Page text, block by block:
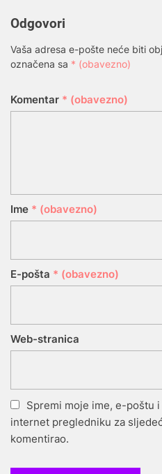
Odgovori
Vaša adresa e-pošte neće biti
označena sa * (obavezno)
Komentar * (obavezno)
Ime * (obavezno)
E-pošta * (obavezno)
Web-stranica
Spremi moje ime, e-poštu
internet pregledniku za
komentirao.